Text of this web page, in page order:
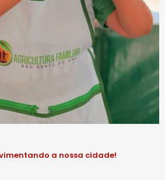
a nossa cidade!